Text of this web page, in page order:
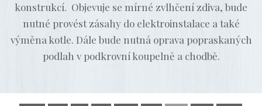
konstrukcí. Objevuje se mírné zvlhčení zdiva, bude
nutné provést zásahy do elektroinstalace a také
výměna kotle. Dále bude nutná oprava popraskaných
podlah v podkrovní koupelně a chodbě.